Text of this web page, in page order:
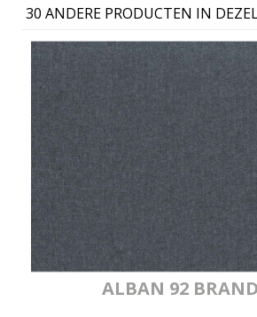
30 ANDERE PRODUCTEN IN
ALBAN 92